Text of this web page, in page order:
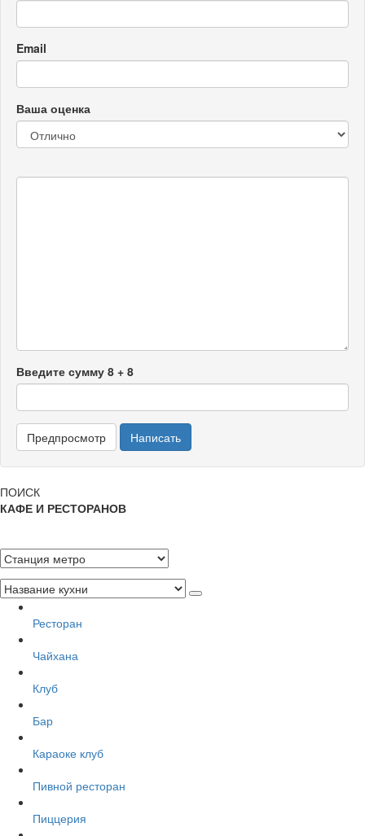
Email
Ваша оценка
Введите сумму 8 + 8
ПОИСК
КАФЕ И РЕСТОРАНОВ
Ресторан
Чайхана
Клуб
Бар
Караоке клуб
Пивной ресторан
Пиццерия